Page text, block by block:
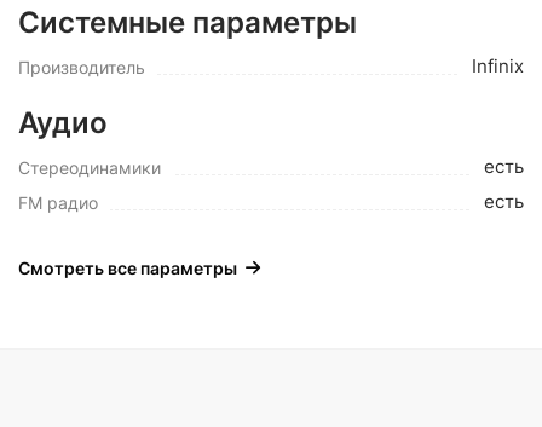
Системные параметры
Производитель Infinix
Аудио
Стереодинамики есть
FM радио есть
Смотреть все параметры